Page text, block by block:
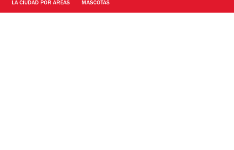
LA CIUDAD POR AREAS MASCOTAS